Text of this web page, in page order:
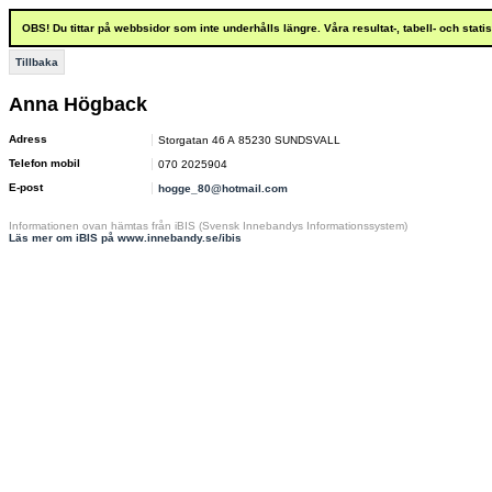
OBS! Du tittar på webbsidor som inte underhålls längre. Våra resultat-, tabell- och
Tillbaka
Anna Högback
Adress
Storgatan 46 A 85230 SUNDSVALL
Telefon mobil
070 2025904
E-post
hogge_80@hotmail.com
Informationen ovan hämtas från iBIS (Svensk Innebandys Informationssystem)
Läs mer om iBIS på www.innebandy.se/ibis